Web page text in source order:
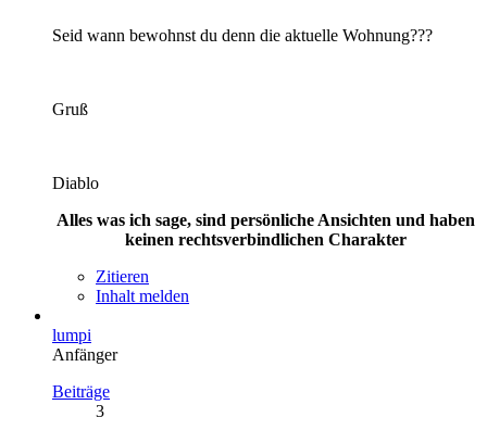
Seid wann bewohnst du denn die aktuelle Wohnung???
Gruß
Diablo
Alles was ich sage, sind persönliche Ansichten und haben
keinen rechtsverbindlichen Charakter
Zitieren
Inhalt melden
lumpi
Anfänger
Beiträge
3